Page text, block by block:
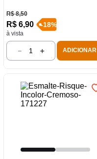
R$ 8,50
R$ 6,90
à vista
-18%
＋
－ ADICIONAR